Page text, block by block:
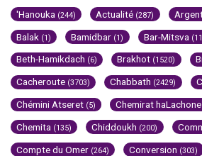
'Hanouka (244) Actualité (287)
Balak (1) Bamidbar (1) Bar-Mitsva
Beth-Hamikdach (6) Brakhot (1520)
Cacheroute (3703) Chabbath (2429)
Chémini Atseret (5) Chemirat haLachone
Chemita (135) Chiddoukh (200)
Compte du Omer (264) Conversion (303)